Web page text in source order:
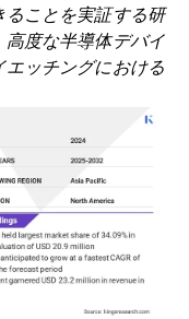
ことを実証する研
高度な半導体デバイ
ッチングにおける